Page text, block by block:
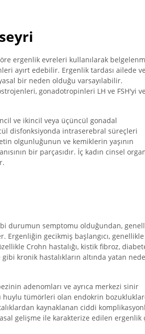
ergenlik evreleri kullanılarak
ayırt edebilir. Ergenlik tardası ailede ve
bir neden olduğu varsayılabilir.
gonadotropinleri LH ve FSH'yi ve
ve ikincil veya üçüncül gonadal
disfonksiyonda intraserebral süreçleri
olgunluğunun ve kemiklerin yaşının
bir parçasıdır. İç kadın cinsel
durumun semptomu olduğundan,
Ergenliğin gecikmiş başlangıcı, genellikle
Crohn hastalığı, kistik fibroz,
kronik hastalıkların altında yatan
adenomları ve ayrıca merkezi sinir
huylu tümörleri olan endokrin
kaynaklanan ciddi
gelişme ile karakterize edilen ergenlik